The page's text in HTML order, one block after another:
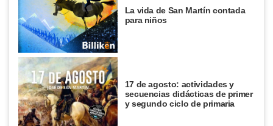
La vida de San Martín contada
para niños
17 de agosto: actividades y
secuencias didácticas de primer
y segundo ciclo de primaria